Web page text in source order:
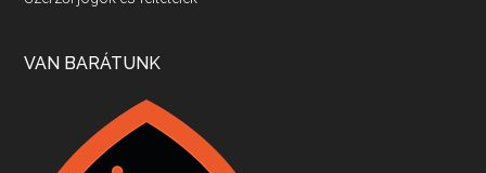
Apr 17, 2026 • 00:35:38
Boston, teadélután, bab és homár
Apr 9, 2026 • 00:37:17
VAN BARÁTUNK